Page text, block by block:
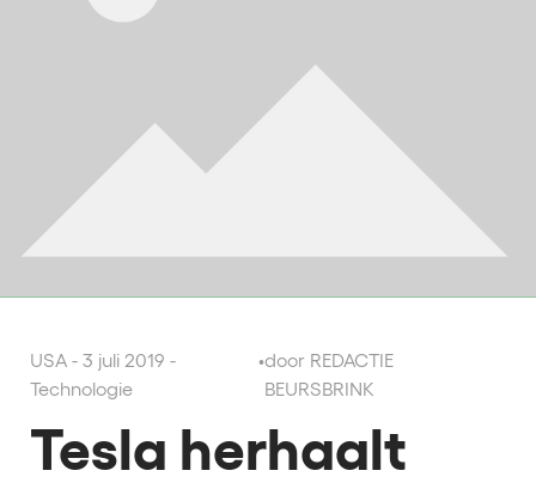
USA - 3 juli 2019 -
Technologie
•door REDACTIE
BEURSBRINK
Tesla herhaalt